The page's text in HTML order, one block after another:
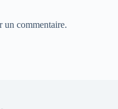
commentaire.